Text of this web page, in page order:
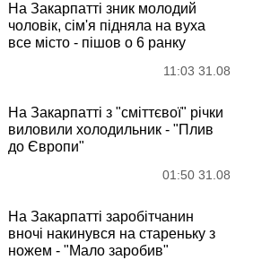
На Закарпатті зник молодий
чоловік, сім'я підняла на вуха
все місто - пішов о 6 ранку
11:03 31.08
На Закарпатті з "сміттєвої" річки
виловили холодильник - "Плив
до Європи"
01:50 31.08
На Закарпатті заробітчанин
вночі накинувся на стареньку з
ножем - "Мало заробив"